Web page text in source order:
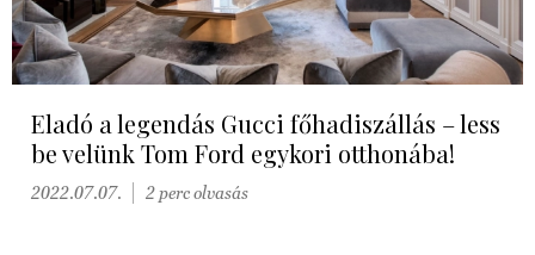
Eladó a legendás Gucci főhadiszállás – less
be velünk Tom Ford egykori otthonába!
2022.07.07. 2 perc olvasás